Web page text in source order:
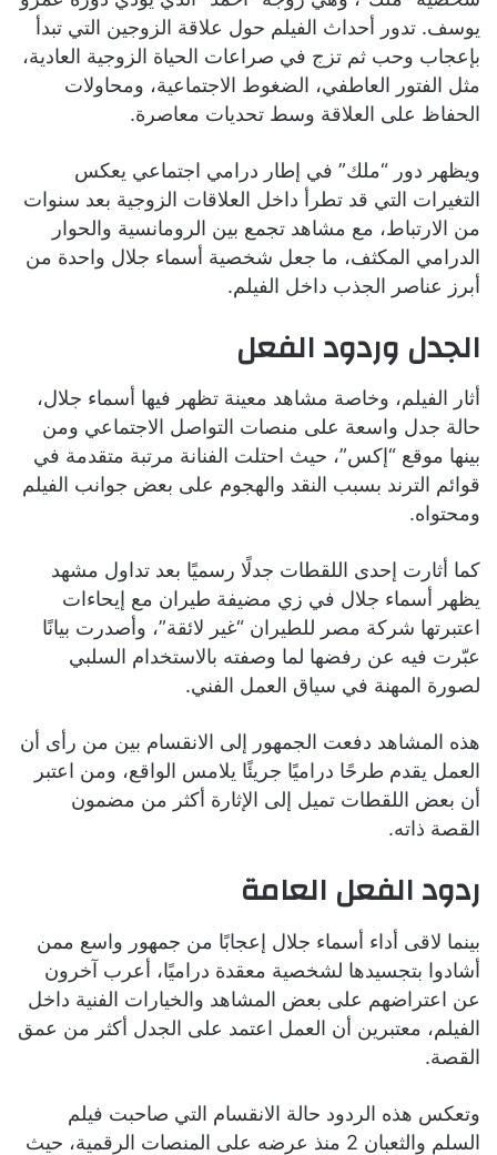
يوسف. تدور أحداث الفيلم حول علاقة الزوجين التي تبدأ
بإعجاب وحب ثم تزج في صراعات الحياة الزوجية العادية،
مثل الفتور العاطفي، الضغوط الاجتماعية، ومحاولات
الحفاظ على العلاقة وسط تحديات معاصرة.
ويظهر دور “ملك” في إطار درامي اجتماعي يعكس
التغيرات التي قد تطرأ داخل العلاقات الزوجية بعد سنوات
من الارتباط، مع مشاهد تجمع بين الرومانسية والحوار
الدرامي المكثف، ما جعل شخصية أسماء جلال واحدة من
أبرز عناصر الجذب داخل الفيلم.
الجدل وردود الفعل
أثار الفيلم، وخاصة مشاهد معينة تظهر فيها أسماء جلال،
حالة جدل واسعة على منصات التواصل الاجتماعي ومن
بينها موقع “إكس”، حيث احتلت الفنانة مرتبة متقدمة في
قوائم الترند بسبب النقد والهجوم على بعض جوانب الفيلم
ومحتواه.
كما أثارت إحدى اللقطات جدلًا رسميًا بعد تداول مشهد
يظهر أسماء جلال في زي مضيفة طيران مع إيحاءات
اعتبرتها شركة مصر للطيران “غير لائقة”، وأصدرت بيانًا
عبّرت فيه عن رفضها لما وصفته بالاستخدام السلبي
لصورة المهنة في سياق العمل الفني.
هذه المشاهد دفعت الجمهور إلى الانقسام بين من رأى أن
العمل يقدم طرحًا دراميًا جريئًا يلامس الواقع، ومن اعتبر
أن بعض اللقطات تميل إلى الإثارة أكثر من مضمون
القصة ذاته.
ردود الفعل العامة
بينما لاقى أداء أسماء جلال إعجابًا من جمهور واسع ممن
أشادوا بتجسيدها لشخصية معقدة دراميًا، أعرب آخرون
عن اعتراضهم على بعض المشاهد والخيارات الفنية داخل
الفيلم، معتبرين أن العمل اعتمد على الجدل أكثر من عمق
القصة.
وتعكس هذه الردود حالة الانقسام التي صاحبت فيلم
السلم والثعبان 2 منذ عرضه على المنصات الرقمية، حيث